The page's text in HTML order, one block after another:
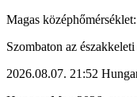
Magas középhőmérséklet:
Szombaton az
2026.08.07. 21:52